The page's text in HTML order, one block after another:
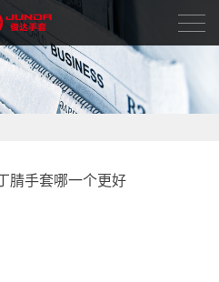
新闻资讯
腈手套哪一个更好